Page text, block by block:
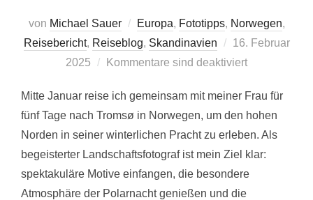
von Michael Sauer Europa, Fototipps, Norwegen,
Reisebericht, Reiseblog, Skandinavien
Veröffentlicht
am
16. Februar
2025
Kommentare sind deaktiviert
Mitte Januar reise ich gemeinsam mit meiner Frau für
fünf Tage nach Tromsø in Norwegen, um den hohen
Norden in seiner winterlichen Pracht zu erleben. Als
begeisterter Landschaftsfotograf ist mein Ziel klar:
spektakuläre Motive einfangen, die besondere
Atmosphäre der Polarnacht genießen und die